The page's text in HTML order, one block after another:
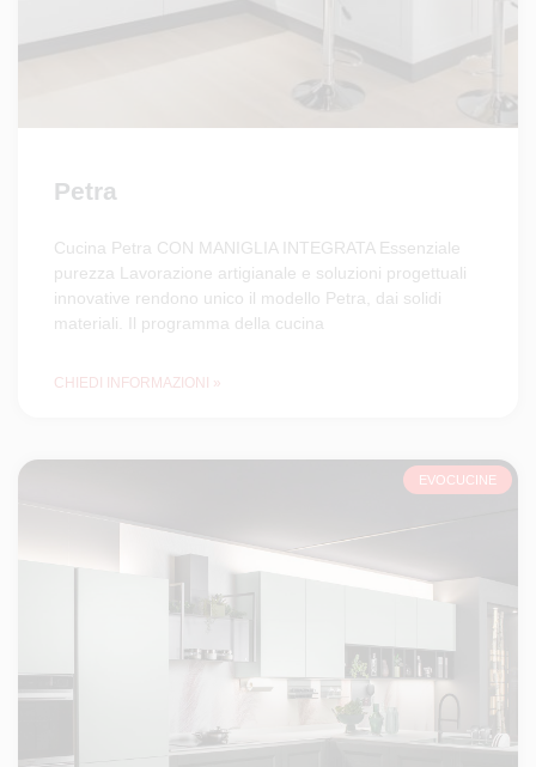
Petra
Cucina Petra CON MANIGLIA INTEGRATA Essenziale
purezza Lavorazione artigianale e soluzioni progettuali
innovative rendono unico il modello Petra, dai solidi
materiali. Il programma della cucina
CHIEDI INFORMAZIONI »
EVOCUCINE